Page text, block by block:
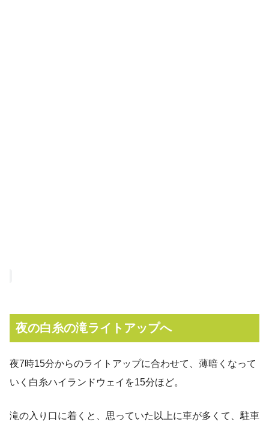
夜の白糸の滝ライトアップへ
夜7時15分からのライトアップに合わせて、薄暗くなって
いく白糸ハイランドウェイを15分ほど。
滝の入り口に着くと、思っていた以上に車が多くて、駐車